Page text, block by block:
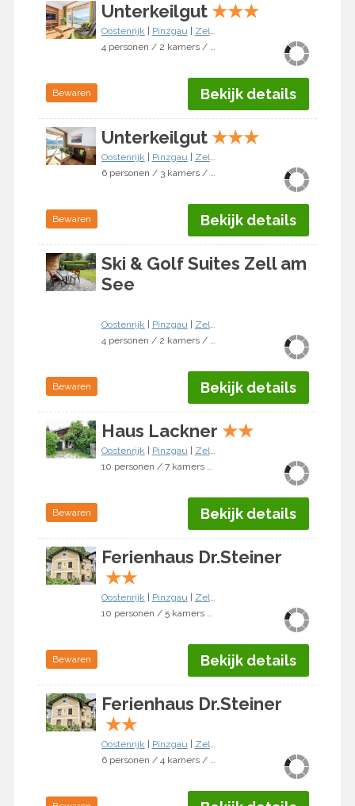
Unterkeilgut ★★★
Oostenrijk Pinzgau
Zell am See
4 personen / 2 kamers / 1 slaapkamer
Bewaren Bekijk details
Unterkeilgut ★★★
Oostenrijk Pinzgau
Zell am See
6 personen / 3 kamers / 2 slaapkamers
Bewaren Bekijk details
Ski & Golf Suites Zell am
See
Oostenrijk Pinzgau
Zell am See
4 personen / 2 kamers / 1 slaapkamer
Bewaren Bekijk details
Haus Lackner ★★
Oostenrijk Pinzgau
Zell am See
10 personen / 7 kamers / 5 slaapkamers
Bewaren Bekijk details
Ferienhaus Dr.Steiner
★★
Oostenrijk Pinzgau
Zell am See
10 personen / 5 kamers / 3 slaapkamers
Bewaren Bekijk details
Ferienhaus Dr.Steiner
★★
Oostenrijk Pinzgau
Zell am See
6 personen / 4 kamers / 3 slaapkamers